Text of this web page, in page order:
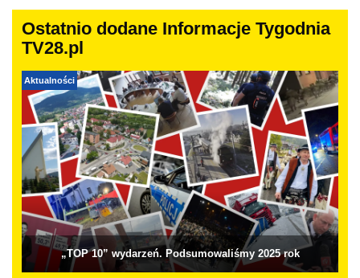
Ostatnio dodane Informacje Tygodnia
TV28.pl
Aktualności
„TOP 10” wydarzeń. Podsumowaliśmy 2025 rok